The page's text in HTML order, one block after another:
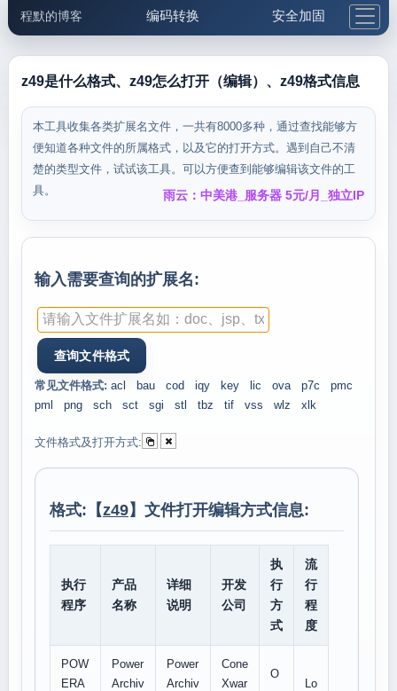
程默的博客 编码转换 安全加固
邮件工具 生活便民 更多工具
5.1支付宝大红包
z49是什么格式、z49怎么打开（编辑）、z49格式信息
本工具收集各类扩展名文件，一共有8000多种，通过查找能够方
便知道各种文件的所属格式，以及它的打开方式。遇到自己不清
楚的类型文件，试试该工具。可以方便查到能够编辑该文件的工
具。
雨云：中美港_服务器 5元/月_独立IP
输入需要查询的扩展名:
常见文件格式: acl bau cod iqy key lic ova p7c
pmc
pml
png sch sct sgi stl tbz tif vss wlz xlk
文件格式及打开方式:
格式:【z49】文件打开编辑方式信息:
执行
程序
产品
名称
详细
说明
开发
公司
执
行
方
式
流
行
程
度
POW
ERA
Power
Archiv
Power
Archiv
Cone
Xwar
O
Lo